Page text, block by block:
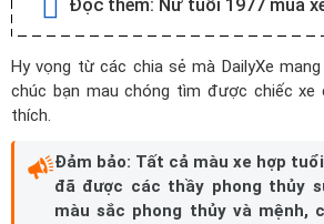
Đọc thêm: Nữ tuổi 1977 mua
Hy vọng từ các chia sẻ mà DailyXe
chúc bạn mau chóng tìm được chiếc xe
thích.
Đảm bảo: Tất cả màu xe hợp
đã được các thầy phong thủy
màu sắc phong thủy và mệnh,